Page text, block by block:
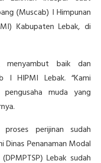
(Muscab) I Himpunan
Kabupaten Lebak, di
menyambut baik dan
I HIPMI Lebak. “Kami
muda yang
perijinan sudah
Dinas Penanaman Modal
Lebak sudah